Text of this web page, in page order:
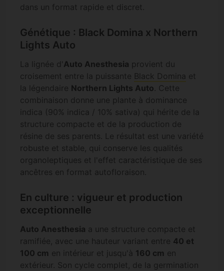
dans un format rapide et discret.
Génétique : Black Domina x Northern
Lights Auto
La lignée d' Auto Anesthesia provient du
croisement entre la puissante Black Domina et
la légendaire Northern Lights Auto. Cette
combinaison donne une plante à dominance
indica (90% indica / 10% sativa) qui hérite de la
structure compacte et de la production de
résine de ses parents. Le résultat est une variété
robuste et stable, qui conserve les qualités
organoleptiques et l'effet caractéristique de ses
ancêtres en format autofloraison.
En culture : vigueur et production
exceptionnelle
Auto Anesthesia a une structure compacte et
ramifiée, avec une hauteur variant entre 40 et
100 cm en intérieur et jusqu'à 160 cm en
extérieur. Son cycle complet, de la germination